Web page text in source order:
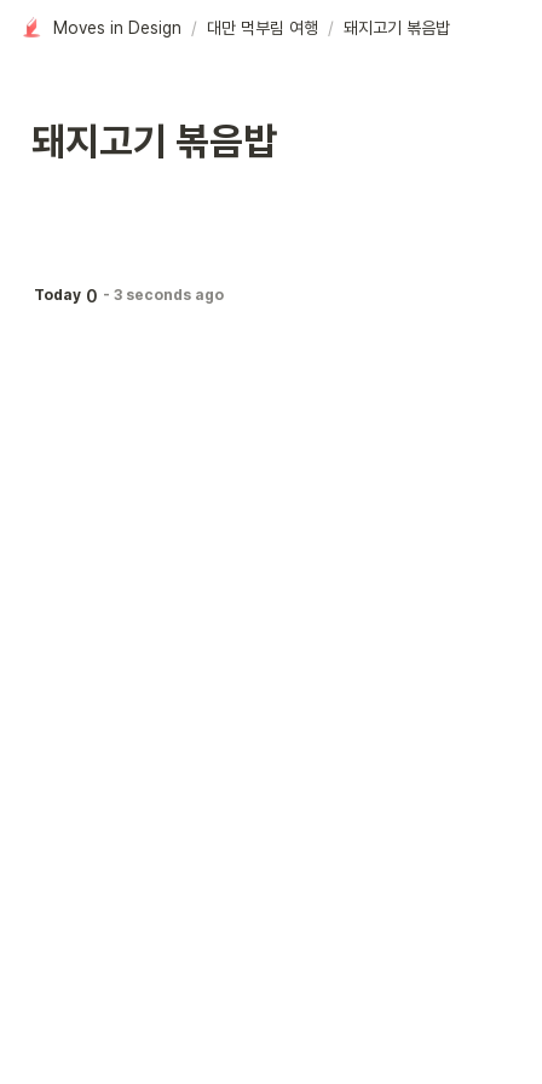
Moves in Design / 대만 먹부림 여행 / 돼지고기 볶음밥
돼지고기 볶음밥
Today 0 - 3 seconds ago